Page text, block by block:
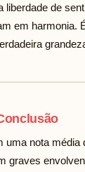
liberdade de
em harmonia.
uma nota média
graves